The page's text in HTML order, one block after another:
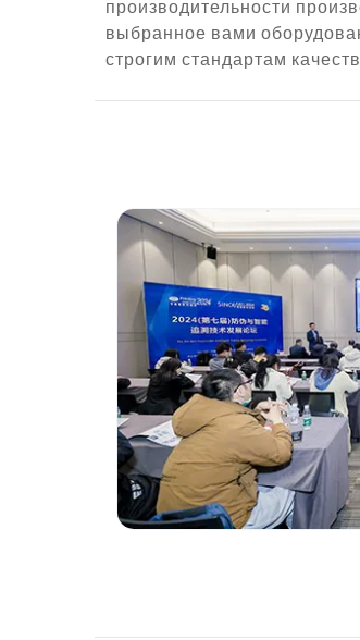
производительности
выбранное вами
строгим стандартам